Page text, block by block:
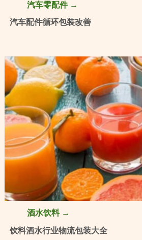
汽车配件循环包装改善
汽车零配件 →
饮料酒水行业物流包装大全
酒水饮料 →